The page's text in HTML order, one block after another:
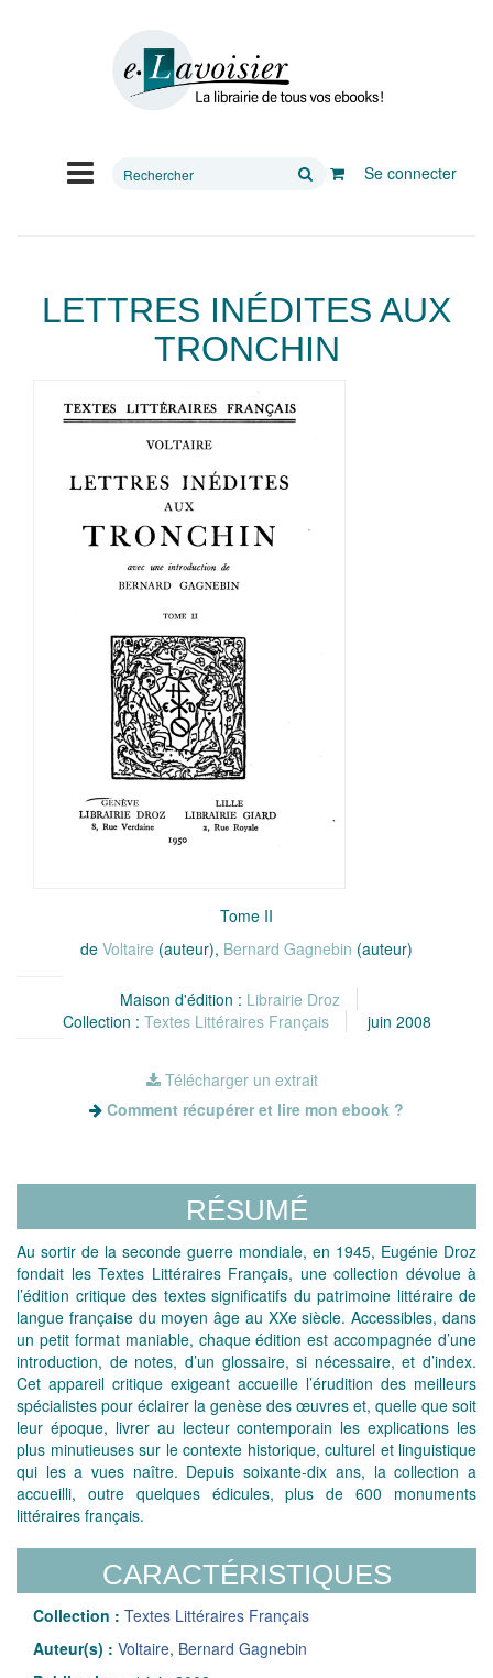
Rechercher
Se connecter
LETTRES INÉDITES AUX
TRONCHIN
Tome II
de Voltaire (auteur), Bernard Gagnebin (auteur)
Maison d'édition : Librairie Droz
Collection : Textes Littéraires Français juin 2008
Télécharger un extrait
Comment récupérer et lire mon ebook ?
RÉSUMÉ
Au sortir de la seconde guerre mondiale, en 1945, Eugénie Droz
fondait les Textes Littéraires Français, une collection dévolue à
l’édition critique des textes significatifs du patrimoine littéraire de
langue française du moyen âge au XXe siècle. Accessibles, dans
un petit format maniable, chaque édition est accompagnée d’une
introduction, de notes, d’un glossaire, si nécessaire, et d’index.
Cet appareil critique exigeant accueille l’érudition des meilleurs
spécialistes pour éclairer la genèse des œuvres et, quelle que soit
leur époque, livrer au lecteur contemporain les explications les
plus minutieuses sur le contexte historique, culturel et linguistique
qui les a vues naître. Depuis soixante-dix ans, la collection a
accueilli, outre quelques édicules, plus de 600 monuments
littéraires français.
CARACTÉRISTIQUES
Collection : Textes Littéraires Français
Auteur(s) : Voltaire, Bernard Gagnebin